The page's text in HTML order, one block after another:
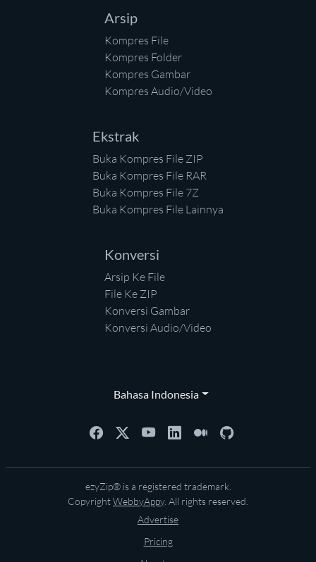
Arsip
Kompres File
Kompres Folder
Kompres Gambar
Kompres Audio/Video
Ekstrak
Buka Kompres File ZIP
Buka Kompres File RAR
Buka Kompres File 7Z
Buka Kompres File Lainnya
Konversi
Arsip Ke File
File Ke ZIP
Konversi Gambar
Konversi Audio/Video
Bahasa Indonesia
ezyZip® is a registered trademark.
CopyrightWebbyAppy. All rights reserved.
Advertise
Pricing